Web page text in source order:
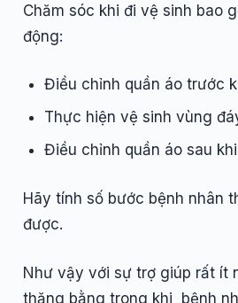
Chăm sóc khi đi vệ sinh bao
động:
Điều chỉnh quần áo trước
Thực hiện vệ sinh vùng
Điều chỉnh quần áo sau
Hãy tính số bước bệnh nhân
được.
Như vậy với sự trợ giúp rất ít
thăng bằng trong khi bệnh